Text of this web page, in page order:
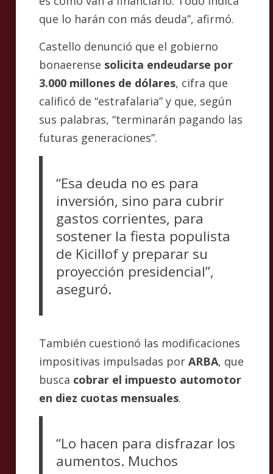
que lo harán con más deuda”, afirmó.
Castello denunció que el gobierno
bonaerense solicita endeudarse por
3.000 millones de dólares, cifra que
calificó de “estrafalaria” y que, según
sus palabras, “terminarán pagando las
futuras generaciones”.
“Esa deuda no es para
inversión, sino para cubrir
gastos corrientes, para
sostener la fiesta populista
de Kicillof y preparar su
proyección presidencial”,
aseguró.
También cuestionó las modificaciones
impositivas impulsadas por ARBA, que
busca cobrar el impuesto automotor
en diez cuotas mensuales.
“Lo hacen para disfrazar los
aumentos. Muchos